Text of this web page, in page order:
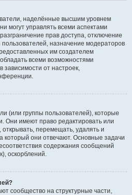
наделённые высшим уровнем
могут управлять всеми аспектами
прав доступа, отключение
пользователей, назначение модераторов
им создателем
всеми возможностями
зависимости от настроек,
(или группы пользователей), которые
Они имеют право редактировать или
перемещать, удалять и
они отвечают. Основные задачи
содержания сообщений
оскорблений.
сообщество на структурные части,